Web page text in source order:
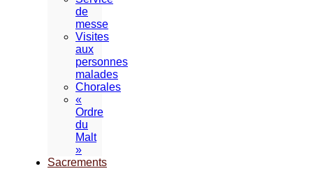
de
messe
Visites
aux
personnes
malades
Chorales
«
Ordre
du
Malt
»
Sacrements